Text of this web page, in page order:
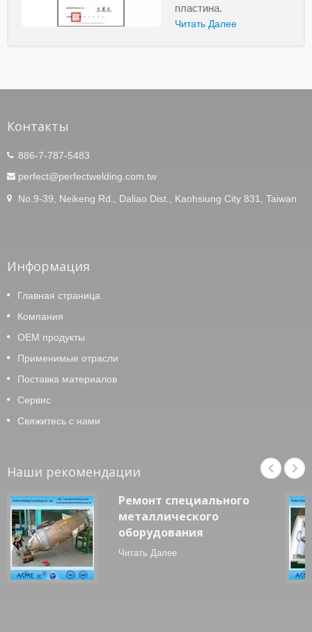
пластина.
Читать Далее
Контакты
886-7-787-5483
perfect@perfectwelding.com.tw
No.9-39, Neikeng Rd., Daliao Dist., Kaohsiung City 831, Taiwan
Информация
Главная страница
Компания
OEM продукты
Применимые отрасли
Поставка материалов
Сервис
Свяжитесь с нами
Наши рекомендации
Ремонт специального
металлического
оборудования
Читать Далее